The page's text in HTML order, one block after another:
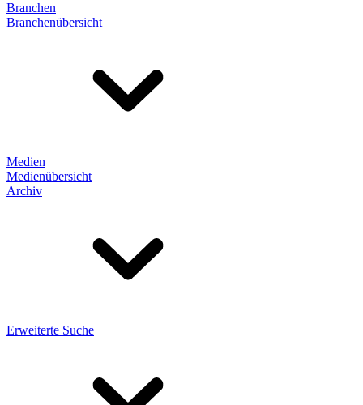
Branchen
Branchenübersicht
Medien
Medienübersicht
Archiv
Erweiterte Suche